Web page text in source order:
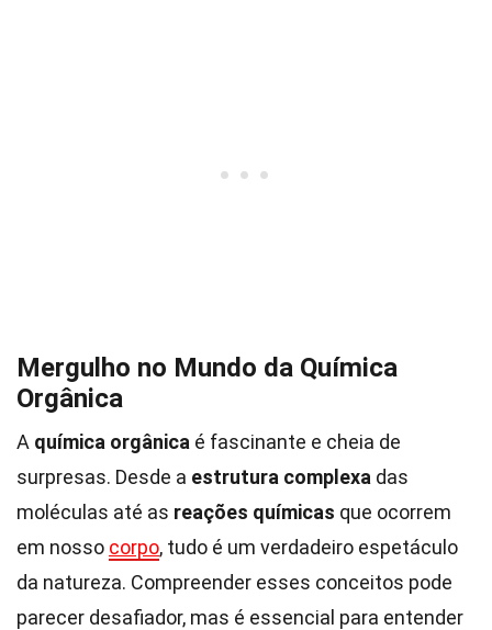
Mergulho no Mundo da Química
Orgânica
A química orgânica é fascinante e cheia de
surpresas. Desde a estrutura complexa das
moléculas até as reações químicas que ocorrem
em nosso corpo, tudo é um verdadeiro espetáculo
da natureza. Compreender esses conceitos pode
parecer desafiador, mas é essencial para entender